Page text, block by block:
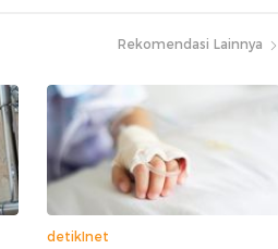
Rekomendasi Lainnya
detikInet